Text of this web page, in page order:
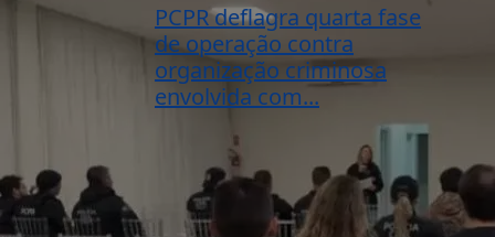
PCPR deflagra quarta fase
de operação contra
organização criminosa
envolvida com...